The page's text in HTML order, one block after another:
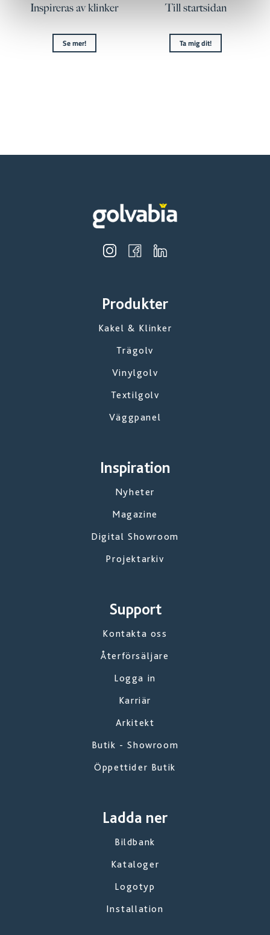
Inspireras av klinker
Se mer!
Till startsidan
Ta mig dit!
Produkter
Kakel & Klinker
Trägolv
Vinylgolv
Textilgolv
Väggpanel
Inspiration
Nyheter
Magazine
Digital Showroom
Projektarkiv
Support
Kontakta oss
Återförsäljare
Logga in
Karriär
Arkitekt
Butik - Showroom
Öppettider Butik
Ladda ner
Bildbank
Kataloger
Logotyp
Installation